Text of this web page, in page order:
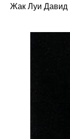
Жак Луи Давид